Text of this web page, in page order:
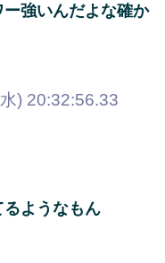
強いんだよな確か
) 20:32:56.33
ようなもん